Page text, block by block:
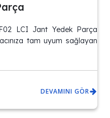
LCI Jant Yedek Parça
tam uyum sağlayan
DEVAMINI GÖR